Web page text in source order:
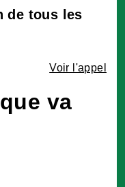
de tous les
qui détruisent tout
de pluie, dans la
ombilical des
dans le lait
cerises. Les
la santé. Ils
chez les
à la
Voir l'appel
va